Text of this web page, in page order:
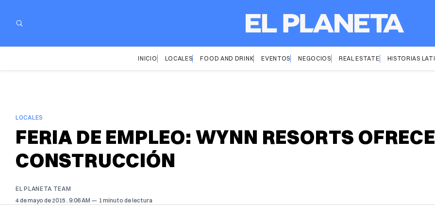
INICIO LOCALES FOOD AND DRINK EVENTOS NEGOCIOS REAL ESTATE HISTORIAS
LOCALES
FERIA DE EMPLEO: WYNN RESORTS
CONSTRUCCIÓN
EL PLANETA TEAM
4 de mayo de 2015 . 9:06 AM 1 minuto de lectura